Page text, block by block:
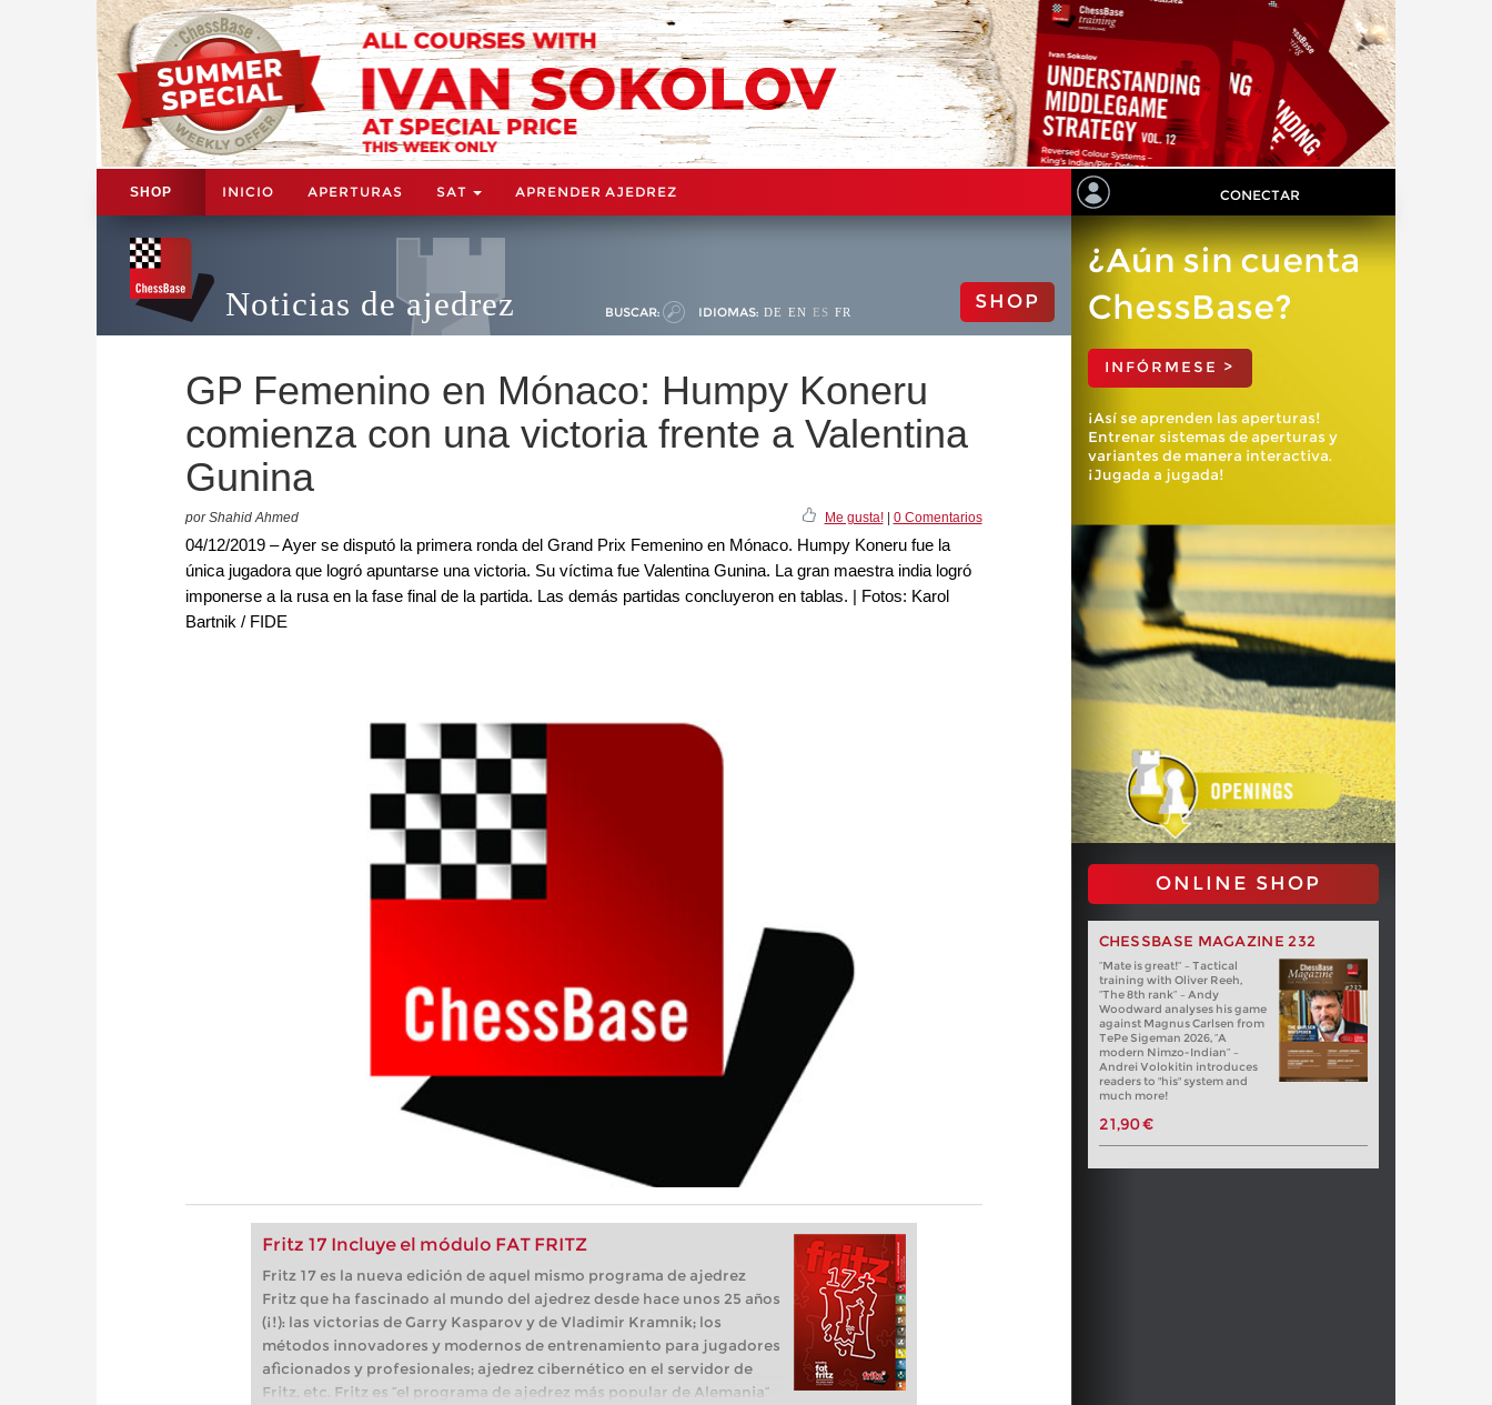
SHOP INICIO APERTURAS SAT APRENDER AJEDREZ CONECTAR
Noticias de ajedrez BUSCAR: IDIOMAS: DE EN ES FR SHOP
GP Femenino en Mónaco: Humpy Koneru
comienza con una victoria frente a Valentina
Gunina
por Shahid Ahmed Me gusta!| 0 Comentarios
04/12/2019 – Ayer se disputó la primera ronda del Grand Prix Femenino en Mónaco. Humpy Koneru fue la
única jugadora que logró apuntarse una victoria. Su víctima fue Valentina Gunina. La gran maestra india logró
imponerse a la rusa en la fase final de la partida. Las demás partidas concluyeron en tablas. | Fotos: Karol
Bartnik / FIDE
Fritz 17 Incluye el módulo FAT FRITZ
Fritz 17 es la nueva edición de aquel mismo programa de ajedrez
Fritz que ha fascinado al mundo del ajedrez desde hace unos 25 años
(¡!): las victorias de Garry Kasparov y de Vladimir Kramnik; los
métodos innovadores y modernos de entrenamiento para jugadores
aficionados y profesionales; ajedrez cibernético en el servidor de
Fritz, etc. Fritz es “el programa de ajedrez más popular de Alemania”
¿Aún sin cuenta
ChessBase?
INFÓRMESE >
¡Así se aprenden las aperturas!
Entrenar sistemas de aperturas y
variantes de manera interactiva.
¡Jugada a jugada!
ONLINE SHOP
CHESSBASE MAGAZINE 232
“Mate is great!” – Tactical
training with Oliver Reeh,
“The 8th rank” – Andy
Woodward analyses his game
against Magnus Carlsen from
TePe Sigeman 2026, “A
modern Nimzo-Indian” –
Andrei Volokitin introduces
readers to "his" system and
much more!
21,90 €